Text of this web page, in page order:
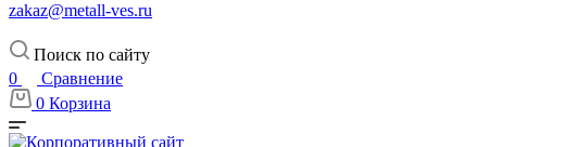
zakaz@metall-ves.ru
Поиск по сайту
0
Сравнение
0 Корзина